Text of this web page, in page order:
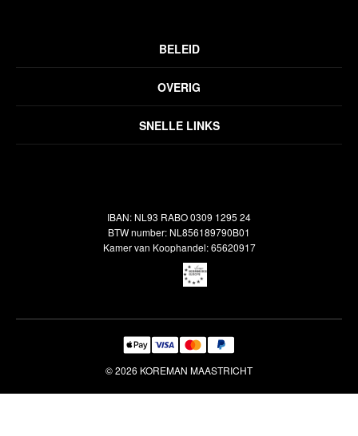
SNELLE LINKS
OVERIG
Inspiratie
Veelgestelde vragen
BELEID
Disclaimer
Verzendbeleid
IBAN: NL93 RABO 0309 1295 24
BTW number: NL856189790B01
Kamer van Koophandel: 65620917
© 2026 KOREMAN MAASTRICHT